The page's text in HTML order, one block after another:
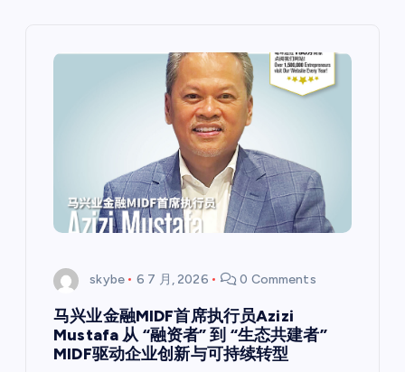
skybe 6 7 月, 2026 0 Comments
马兴业金融MIDF首席执行员Azizi
Mustafa 从 “融资者” 到 “生态共建者”
MIDF驱动企业创新与可持续转型